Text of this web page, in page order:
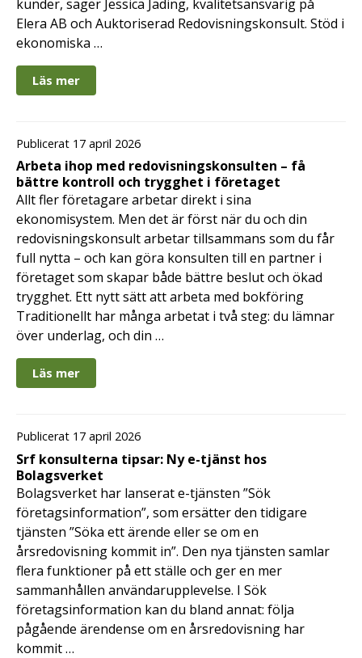
kunder, säger Jessica Jading, kvalitetsansvarig på
Elera AB och Auktoriserad Redovisningskonsult. Stöd i
ekonomiska …
Läs mer
Publicerat 17 april 2026
Arbeta ihop med redovisningskonsulten – få
bättre kontroll och trygghet i företaget
Allt fler företagare arbetar direkt i sina
ekonomisystem. Men det är först när du och din
redovisningskonsult arbetar tillsammans som du får
full nytta – och kan göra konsulten till en partner i
företaget som skapar både bättre beslut och ökad
trygghet. Ett nytt sätt att arbeta med bokföring
Traditionellt har många arbetat i två steg: du lämnar
över underlag, och din …
Läs mer
Publicerat 17 april 2026
Srf konsulterna tipsar: Ny e-tjänst hos
Bolagsverket
Bolagsverket har lanserat e-tjänsten ”Sök
företagsinformation”, som ersätter den tidigare
tjänsten ”Söka ett ärende eller se om en
årsredovisning kommit in”. Den nya tjänsten samlar
flera funktioner på ett ställe och ger en mer
sammanhållen användarupplevelse. I Sök
företagsinformation kan du bland annat: följa
pågående ärendense om en årsredovisning har
kommit …